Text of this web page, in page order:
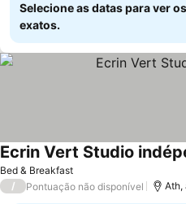
Selecione as datas para ver
exatos.
Bed & Breakfast
Ecrin Vert Studio
/ Pontuação não disponível Ath,